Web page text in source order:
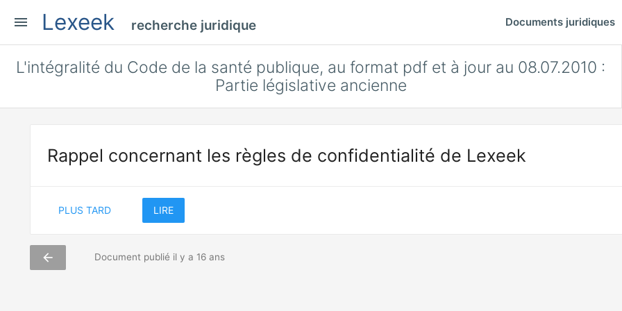
menu Lexeek recherche juridique Documents juridiques
L'intégralité du Code de la santé publique, au format pdf et à jour au 08.07.2010 :
Partie législative ancienne
Rappel concernant les règles de confidentialité de Lexeek
PLUS TARD LIRE
arrow_back Document publié il y a 16 ans